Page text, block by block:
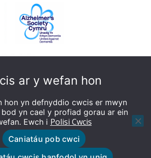
ar y wefan hon
hon yn defnyddio cwcis er mwyn
bod yn cael y profiad gorau ar ein
Ewch i Polisi Cwcis
Caniatáu pob cwci
Deall Dementia - Gwefan wedi'i